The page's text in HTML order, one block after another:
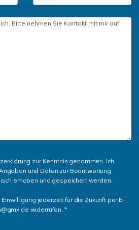
zur Kenntnis genommen. Ich
und Daten zur Beantwortung
erhoben und gespeichert werden.
jederzeit für die Zukunft per E-
widerrufen. *